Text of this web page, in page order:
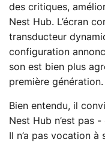
des critiques,
Nest Hub. L’écran
transducteur
configuration
son est bien plus
première génération.
Bien entendu, il
Nest Hub n’est pas
Il n’a pas vocation à